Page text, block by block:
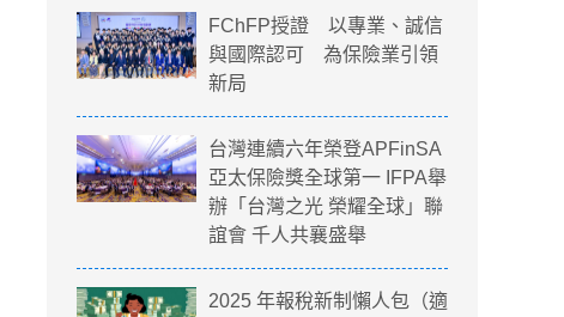
FChFP授證 以專業、誠信
與國際認可 為保險業引領
新局
台灣連續六年榮登APFinSA
亞太保險獎全球第一 IFPA舉
辦「台灣之光 榮耀全球」聯
誼會 千人共襄盛舉
2025 年報稅新制懶人包（適